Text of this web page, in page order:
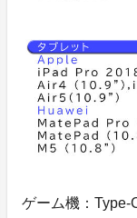
ゲーム機：Type-